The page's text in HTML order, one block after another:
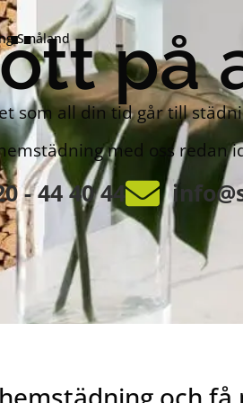
Småland på
som all din tid går till
med oss redan
- 44 40 44